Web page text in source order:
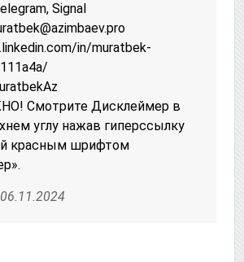
Signal
in/muratbek-
Смотрите Дисклеймер в
углу нажав гиперссылку
красным шрифтом